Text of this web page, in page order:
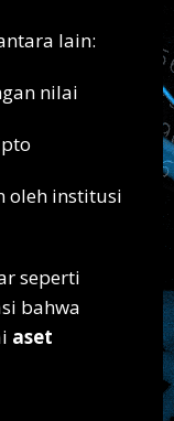
lain:
nilai
oleh institusi
seperti
bahwa
aset